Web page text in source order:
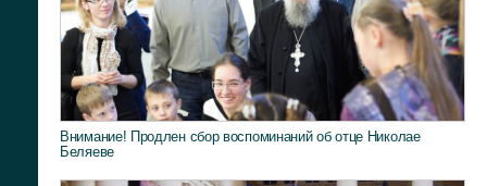
Внимание! Продлен сбор воспоминаний об отце Николае
Беляеве